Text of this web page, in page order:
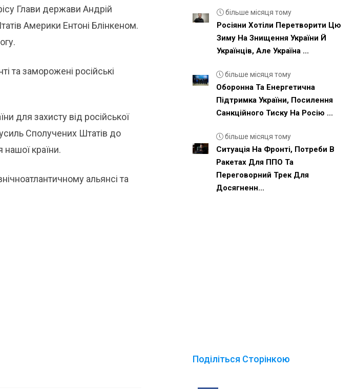
Глави держави Андрій
Америки Ентоні Блінкеном.
та заморожені російські
для захисту від російської
Сполучених Штатів до
країни.
альянсі та
більше місяця тому
Росіяни Хотіли Перетворити Цю
Зиму На Знищення України Й
Українців, Але Україна ...
більше місяця тому
Оборонна Та Енергетична
Підтримка України, Посилення
Санкційного Тиску На Росію ...
більше місяця тому
Ситуація На Фронті, Потреби В
Ракетах Для ППО Та
Переговорний Трек Для
Досягненн...
Поділіться Сторінкою